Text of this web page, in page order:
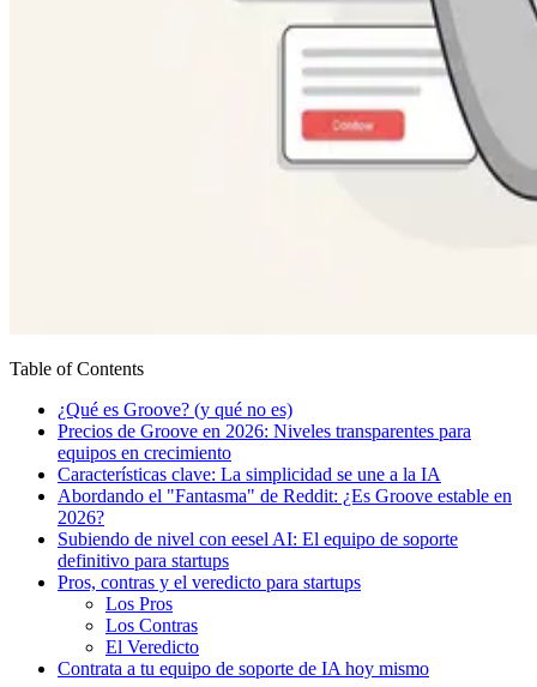
Table of Contents
¿Qué es Groove? (y qué no es)
Precios de Groove en 2026: Niveles transparentes para
equipos en crecimiento
Características clave: La simplicidad se une a la IA
Abordando el "Fantasma" de Reddit: ¿Es Groove estable en
2026?
Subiendo de nivel con eesel AI: El equipo de soporte
definitivo para startups
Pros, contras y el veredicto para startups
Los Pros
Los Contras
El Veredicto
Contrata a tu equipo de soporte de IA hoy mismo